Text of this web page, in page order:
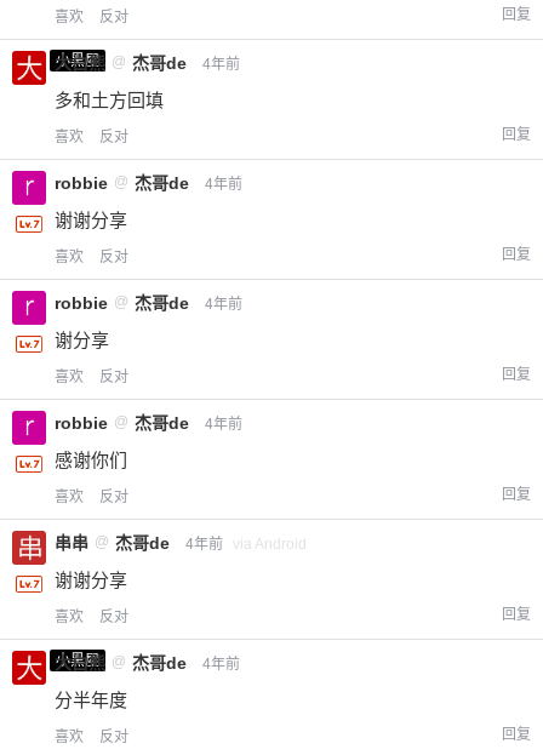
立刻支付
喜欢 反对 回复
小黑屋
大白熊 @ 杰哥de 4年前
多和土方回填
喜欢 反对 回复
robbie @ 杰哥de 4年前
谢谢分享
喜欢 反对 回复
robbie @ 杰哥de 4年前
谢分享
喜欢 反对 回复
robbie @ 杰哥de 4年前
感谢你们
喜欢 反对 回复
串串 @ 杰哥de 4年前 via Android
谢谢分享
喜欢 反对 回复
小黑屋
大白熊 @ 杰哥de 4年前
分半年度
喜欢 反对 回复
您没有权限发布内容，请购买会员或者提升权
限。
忘记密码？找回 已有帐号？登录